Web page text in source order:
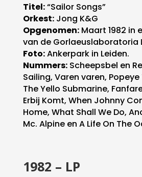
Titel:“Sailor Songs”
Orkest:Jong K&G
Opgenomen:Maart 1982 in
van de Gorlaeuslaboratoria
Foto:Ankerpark in Leiden.
Nummers:Scheepsbel en
Sailing, Varen varen,
The Yello Submarine,
Erbij Komt, When Johnny
Home, What Shall We Do,
Mc. Alpine en A Life On The
1982 – LP